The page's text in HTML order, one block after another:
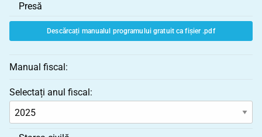
Presă
Descărcați manualul programului gratuit ca fișier .pdf
Manual fiscal:
Selectați anul fiscal: